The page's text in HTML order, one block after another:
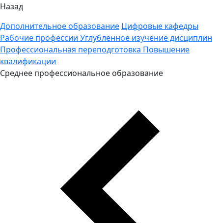
Назад
Дополнительное образование Цифровые кафедры
Рабочие профессии Углубленное изучение дисциплин
Профессиональная переподготовка Повышение
квалификации
Среднее профессиональное образование